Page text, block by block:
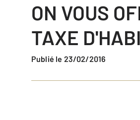
ON VOUS
TAXE
Publié le 23/02/2016